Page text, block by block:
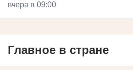
вчера в 09:00
Главное в стране